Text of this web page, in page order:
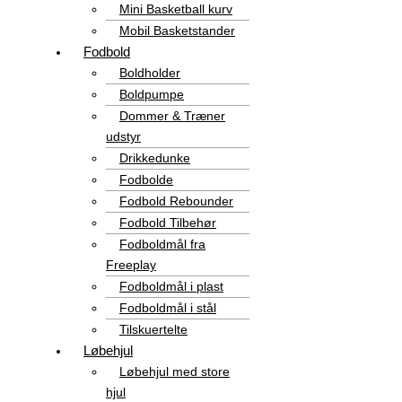
Mini Basketball kurv
Mobil Basketstander
Fodbold
Boldholder
Boldpumpe
Dommer & Træner
udstyr
Drikkedunke
Fodbolde
Fodbold Rebounder
Fodbold Tilbehør
Fodboldmål fra
Freeplay
Fodboldmål i plast
Fodboldmål i stål
Tilskuertelte
Løbehjul
Løbehjul med store
hjul